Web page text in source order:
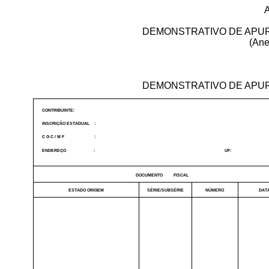
DEMONSTRATIVO DE
DEMONSTRATIVO DE
CONTRIBUINTE:
INSCRIÇÃO ESTADUAL :
C G C / M F :
ENDEREÇO : UF:
DOCUMENTO FISCAL
ESTADO ORIGEM SÉRIE/SUBSÉRIE NÚMERO